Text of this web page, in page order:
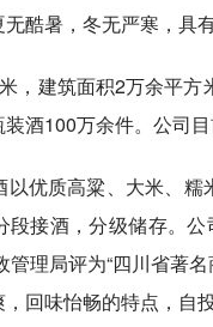
酷暑，冬无严寒，具
，建筑面积2万余平
酒100万余件。公司
优质高粱、大米、
接酒，分级储存。公
理局评为“四川省著
回味怡畅的特点，自